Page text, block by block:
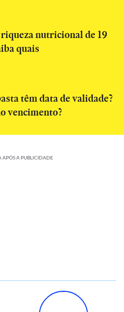
nutricional de 19
quais
têm data de validade?
vencimento?
APÓS A PUBLICIDADE